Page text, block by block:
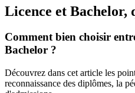
Licence et Bachelor,
Comment bien choisir
Bachelor ?
Découvrez dans cet article les
reconnaissance des diplômes, la